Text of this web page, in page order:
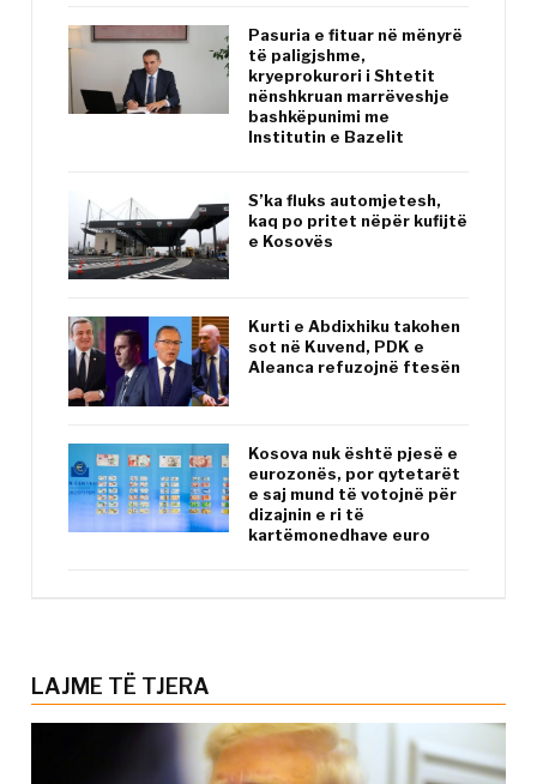
Pasuria e fituar në mënyrë
të paligjshme,
kryeprokurori i Shtetit
nënshkruan marrëveshje
bashkëpunimi me
Institutin e Bazelit
S’ka fluks automjetesh,
kaq po pritet nëpër kufijtë
e Kosovës
Kurti e Abdixhiku takohen
sot në Kuvend, PDK e
Aleanca refuzojnë ftesën
Kosova nuk është pjesë e
eurozonës, por qytetarët
e saj mund të votojnë për
dizajnin e ri të
kartëmonedhave euro
LAJME TË TJERA